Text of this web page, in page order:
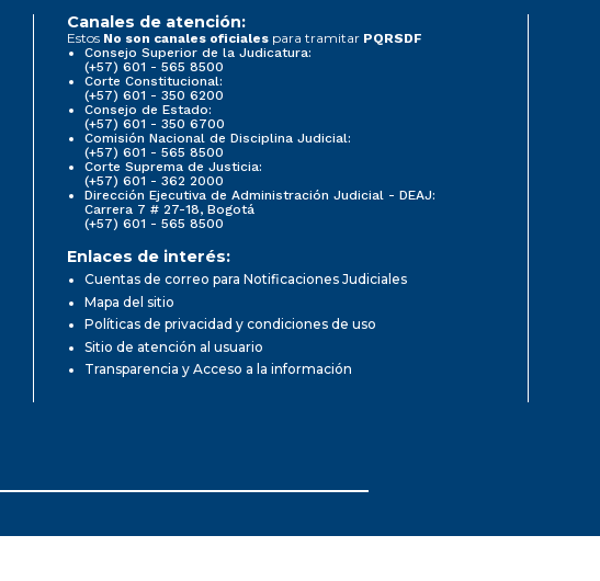
Canales de atención:
Estos No son canales oficiales para tramitar PQRSDF
Consejo Superior de la Judicatura:
(+57) 601 - 565 8500
Corte Constitucional:
(+57) 601 - 350 6200
Consejo de Estado:
(+57) 601 - 350 6700
Comisión Nacional de Disciplina Judicial:
(+57) 601 - 565 8500
Corte Suprema de Justicia:
(+57) 601 - 362 2000
Dirección Ejecutiva de Administración Judicial - DEAJ:
Carrera 7 # 27-18, Bogotá
(+57) 601 - 565 8500
Enlaces de interés:
Cuentas de correo para Notificaciones Judiciales
Mapa del sitio
Políticas de privacidad y condiciones de uso
Sitio de atención al usuario
Transparencia y Acceso a la información